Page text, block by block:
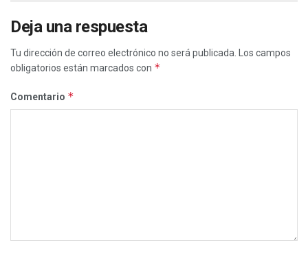
Deja una respuesta
Tu dirección de correo electrónico no será publicada.
Los campos
obligatorios están marcados con *
Comentario *